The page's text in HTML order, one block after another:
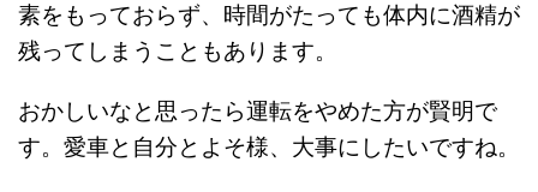
素をもっておらず、時間がたっても体内に酒精が
残ってしまうこともあります。
おかしいなと思ったら運転をやめた方が賢明で
す。愛車と自分とよそ様、大事にしたいですね。